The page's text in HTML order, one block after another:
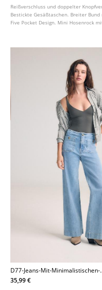
Reißverschluss und doppelter
Bestickte Gesäßtaschen. Breiter
Five Pocket Design. Mini Hosenrock
D77-Jeans-Mit-Minimalistischen-
Taschen
35,99 €